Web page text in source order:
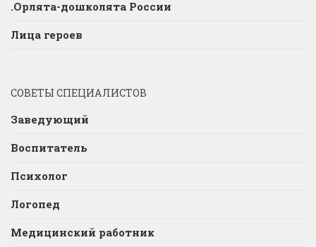
.Орлята-дошколята России
Лица героев
СОВЕТЫ СПЕЦИАЛИСТОВ
Заведующий
Воспитатель
Психолог
Логопед
Медицинский работник